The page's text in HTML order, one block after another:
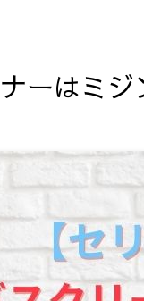
ーはミ